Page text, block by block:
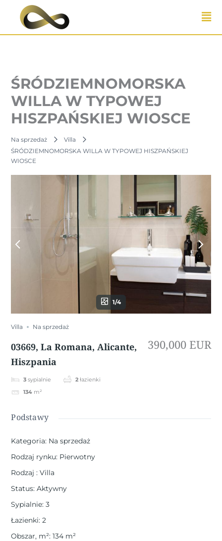
Przejdź
ŚRÓDZIEMNOMORSKA
WILLA W TYPOWEJ
HISZPAŃSKIEJ WIOSCE
Na sprzedaż
Villa
ŚRÓDZIEMNOMORSKA WILLA W TYPOWEJ HISZPAŃSKIEJ
WIOSCE
1/4
Villa Na sprzedaż
03669, La Romana, Alicante,
Hiszpania
3 sypialnie 2 łazienki
134 m²
390,000 EUR
Podstawy
Kategoria: Na sprzedaż
Rodzaj rynku: Pierwotny
Rodzaj: Villa
Status: Aktywny
Sypialnie: 3
Łazienki: 2
Obszar, m²: 134 m²